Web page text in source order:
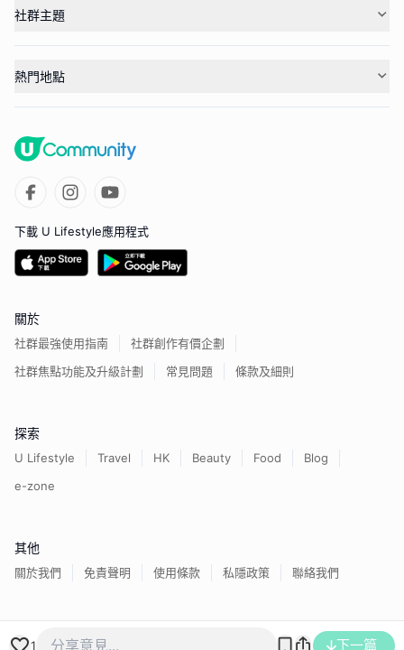
1 下一篇
社群主題
熱門地點
下載 U Lifestyle應用程式
關於
社群最強使用指南
社群創作有價企劃
社群焦點功能及升級計劃
常見問題 條款及細則
探索
U Lifestyle Travel HK Beauty Food
Blog
e-zone
其他
關於我們 免責聲明 使用條款 私隱政策 聯絡我們
香港經濟日報版權所有©